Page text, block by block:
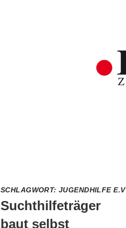
SCHLAGWORT:JUGENDHILFE E.V
Suchthilfeträger
baut selbst